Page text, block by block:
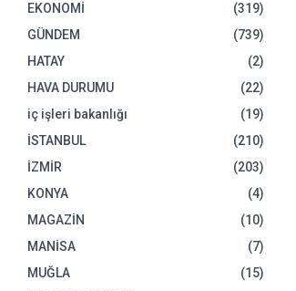
EKONOMİ
(319)
GÜNDEM
(739)
HATAY
(2)
HAVA DURUMU
(22)
iç işleri bakanlığı
(19)
İSTANBUL
(210)
İZMİR
(203)
KONYA
(4)
MAGAZİN
(10)
MANİSA
(7)
MUĞLA
(15)